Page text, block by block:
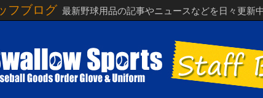
フブログ 最新野球用品の記事やニュースなどを日々更新